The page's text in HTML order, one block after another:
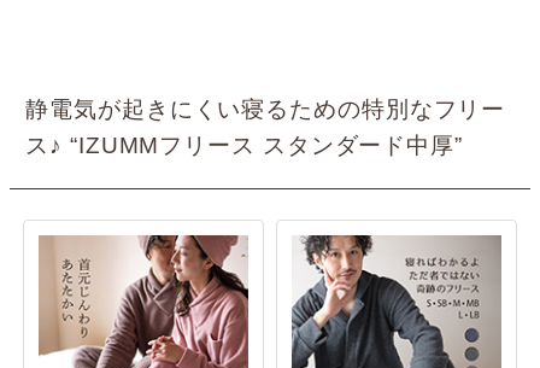
静電気が起きにくい寝るための特別なフリー
ス♪ “IZUMMフリース スタンダード中厚”